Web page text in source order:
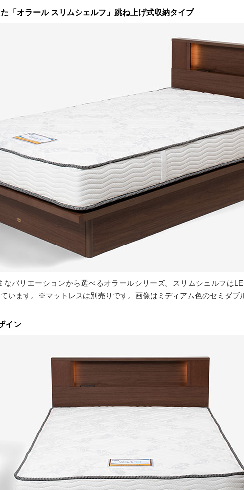
「オラール スリムシェルフ」跳ね上げ式収納タイプ
なバリエーションから選べるオラールシリーズ。スリムシェルフは
います。※マットレスは別売りです。画像はミディアム色のセミダブ
イン